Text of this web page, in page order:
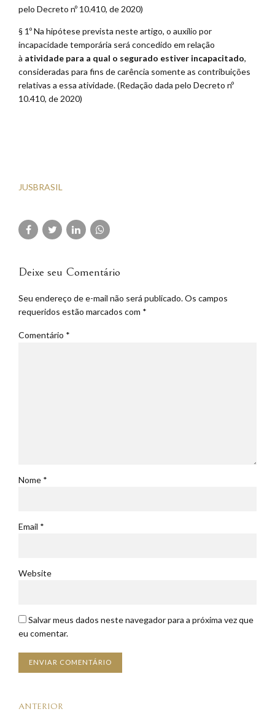
pelo Decreto nº 10.410, de 2020)
§ 1º Na hipótese prevista neste artigo, o auxílio por
incapacidade temporária será concedido em relação
à atividade para a qual o segurado estiver incapacitado,
consideradas para fins de carência somente as contribuições
relativas a essa atividade. (Redação dada pelo Decreto nº
10.410, de 2020)
JUSBRASIL
Deixe seu Comentário
Seu endereço de e-mail não será publicado. Os campos
requeridos estão marcados com *
Comentário *
Nome *
Email *
Website
Salvar meus dados neste navegador para a próxima vez que
eu comentar.
ENVIAR COMENTÁRIO
ANTERIOR